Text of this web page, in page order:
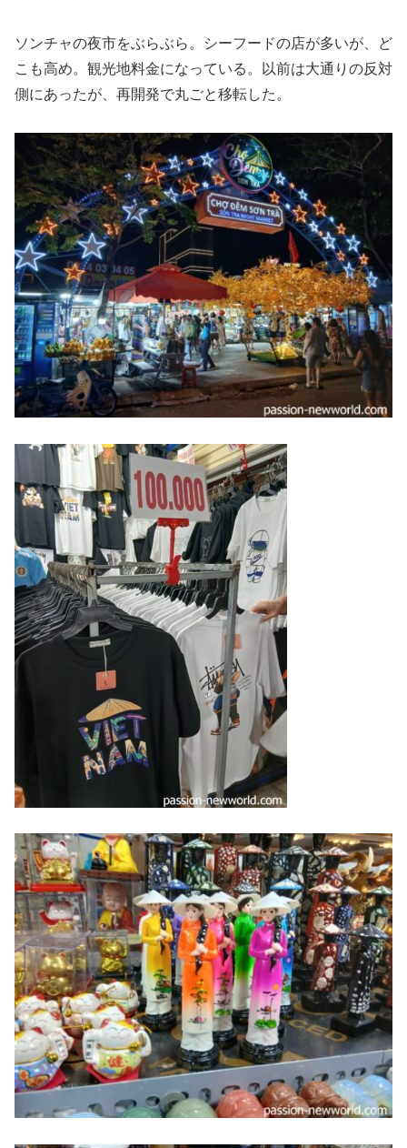
ソンチャの夜市をぶらぶら。シーフードの店が多いが、ど
こも高め。観光地料金になっている。以前は大通りの反対
側にあったが、再開発で丸ごと移転した。